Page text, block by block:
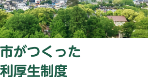
チケット・イベント
入会案内
事務の手引き